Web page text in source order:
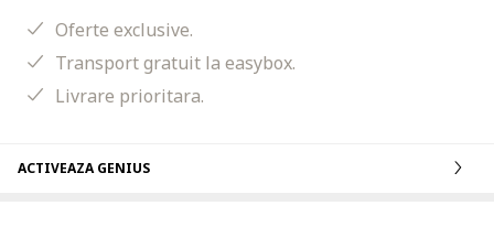
Oferte exclusive.
Transport gratuit la easybox.
Livrare prioritara.
ACTIVEAZA GENIUS